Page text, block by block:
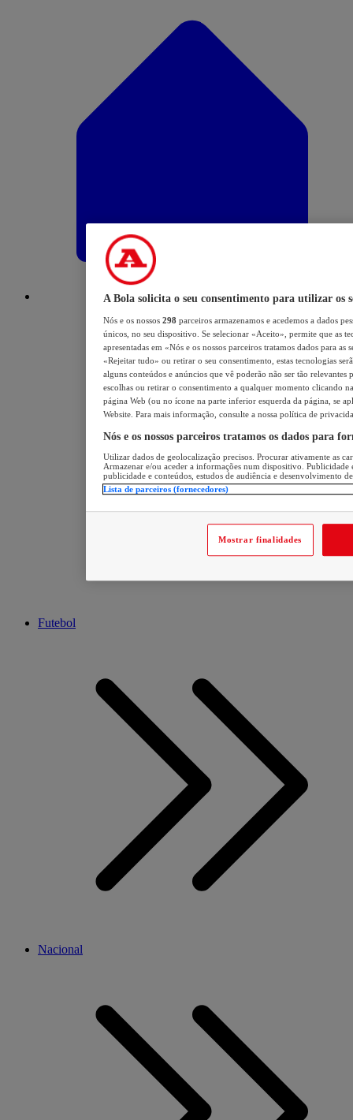
Futebol
Nacional
A Bola solicita o seu consentimento para utilizar os
Nós e os nossos 298 parceiros armazenamos e acedemos a dados
únicos, no seu dispositivo. Se selecionar «Aceito», permite que as
apresentadas em «Nós e os nossos parceiros tratamos dados para
«Rejeitar tudo» ou retirar o seu consentimento, estas tecnologias
alguns conteúdos e anúncios que vê poderão não ser tão relevantes
escolhas ou retirar o consentimento a qualquer momento clicando
página Web (ou no ícone na parte inferior esquerda da página, se
Website. Para mais informação, consulte a nossa política de
Nós e os nossos parceiros tratamos os dados para
Utilizar dados de geolocalização precisos. Procurar ativamente as
Armazenar e/ou aceder a informações num dispositivo. Publicidade
publicidade e conteúdos, estudos de audiência e desenvolvimento
Lista de parceiros (fornecedores)
Mostrar finalidades